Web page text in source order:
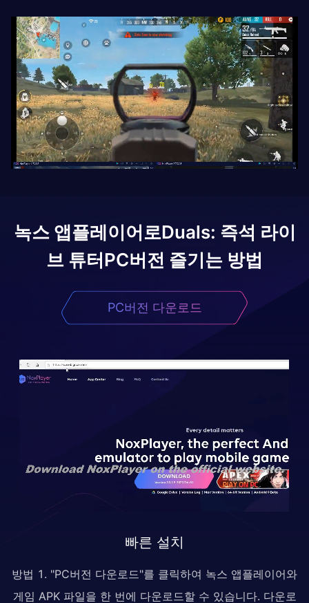
녹스 앱플레이어로Duals: 즉석 라이
브 튜터PC버전 즐기는 방법
PC버전 다운로드
빠른 설치
방법 1. "PC버전 다운로드"를 클릭하여 녹스 앱플레이어와
게임 APK 파일을 한 번에 다운로드할 수 있습니다. 다운로